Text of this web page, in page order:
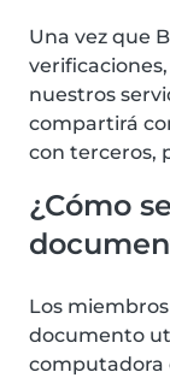
Una vez que
nuestros
compartirá
con terceros,
¿Cómo
Los
documento
computadora